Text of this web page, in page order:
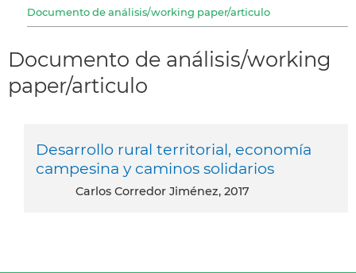
Documento de análisis/working paper/articulo
Documento de análisis/working
paper/articulo
Desarrollo rural territorial, economía
campesina y caminos solidarios
Carlos Corredor Jiménez, 2017